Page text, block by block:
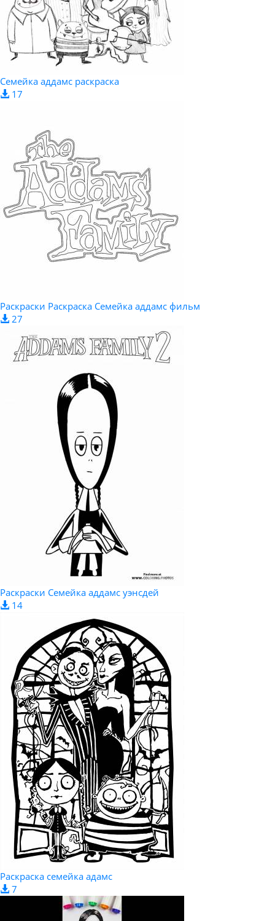
Семейка аддамс раскраска
17
Раскраски Раскраска Семейка аддамс фильм
27
Раскраски Семейка аддамс уэнсдей
14
Раскраска семейка адамс
7